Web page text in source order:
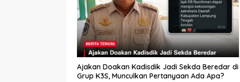
Ajakan Doakan Kadisdik Jadi Sekda Beredar di
Grup K3S, Munculkan Pertanyaan Ada Apa?